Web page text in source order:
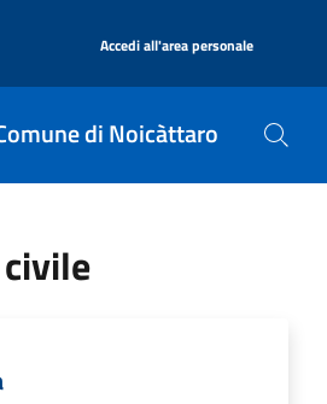
Accedi all'area personale
di Noicàttaro